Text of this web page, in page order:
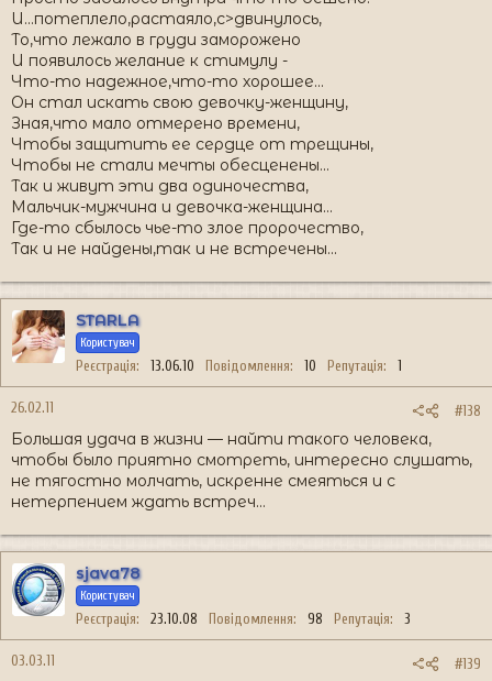
И...потеплело,растаяло,с>двинулось,
То,что лежало в груди заморожено
И появилось желание к стимулу -
Что-то надежное,что-то хорошее...
Он стал искать свою девочку-женщину,
Зная,что мало отмерено времени,
Чтобы защитить ее сердце от трещины,
Чтобы не стали мечты обесценены...
Так и живут эти два одиночества,
Мальчик-мужчина и девочка-женщина...
Где-то сбылось чье-то злое пророчество,
Так и не найдены,так и не встречены...
STARLA
Користувач
Реєстрація 13.06.10 Повідомлення 10 Репутація 1
26.02.11 #138
Большая удача в жизни — найти такого человека,
чтобы было приятно смотреть, интересно слушать,
не тягостно молчать, искренне смеяться и с
нетерпением ждать встреч…
sjava78
Користувач
Реєстрація 23.10.08 Повідомлення 98 Репутація 3
03.03.11 #139